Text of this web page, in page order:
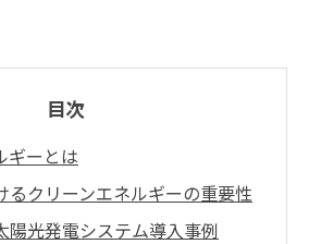
目次
ギーとは
るクリーンエネルギーの重要性
陽光発電システム導入事例